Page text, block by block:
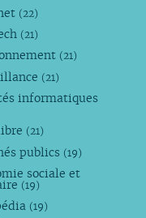
(22)
(21)
(21)
(21)
informatiques
(21)
publics (19)
sociale et
(19)
(19)